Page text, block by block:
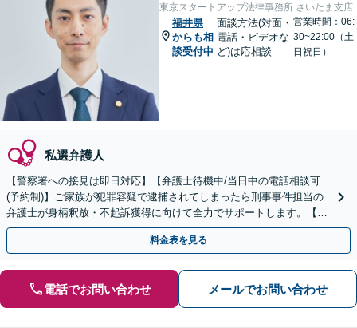
東京スタートアップ法律事務所 さいたま支店
福井県
からも相
談受付中
面談方法(対面・
電話・ビデオな
ど)は応相談
営業時間：06:
30~22:00（土
日祝日）
私選弁護人
【警察署への接見は即日対応】【弁護士待機中/当日中の電話相談可
(予約制)】ご家族が犯罪容疑で逮捕されてしまったら刑事事件担当の
弁護士が身柄釈放・不起訴獲得に向けて全力でサポートします。【毎
月100名以上の相談実績】【全国対応】
料金表を見る
電話でお問い合わせ メールでお問い合わせ